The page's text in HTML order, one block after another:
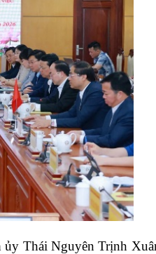
Thái Nguyên Trịnh